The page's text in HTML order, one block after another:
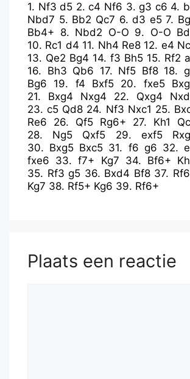
1. Nf3 d5 2.c4 Nf6 3.g3 c6 4.
Nbd7 5. Bb2 Qc7 6.d3 e5 7.
Bb4+ 8. Nbd2 O-O 9. O-O
10. Rc1 d4 11. Nh4 Re8 12. e4
13. Qe2 Bg4 14. f3 Bh5 15. Rf2
16. Bh3 Qb6 17. Nf5 Bf8 18.
Bg6
19. f4 Bxf5 20. fxe5
21. Bxg4 Nxg4 22. Qxg4
23.c5 Qd8 24. Nf3 Nxc1 25.
Re6
26. Qf5 Rg6+ 27. Kh1
28. Ng5 Qxf5 29. exf5
30. Bxg5 Bxc5 31. f6 g6 32.
fxe6 33.f7+ Kg7 34. Bf6+
35. Rf3 g5 36. Bxd4 Bf8 37.
Kg7 38. Rf5+ Kg6 39. Rf6+
Plaats een reactie